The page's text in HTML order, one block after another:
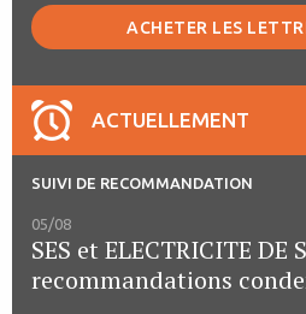
ACHETER LES
ACTUELLEMENT
SUIVI DE RECOMMANDATION
05/08
SES et ELECTRICITE DE
recommandations